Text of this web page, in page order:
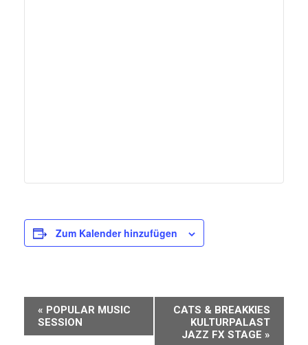
Zum Kalender hinzufügen
Veranstaltung-
Navigation
« POPULAR MUSIC
SESSION
CATS & BREAKKIES
KULTURPALAST
JAZZ FX STAGE »